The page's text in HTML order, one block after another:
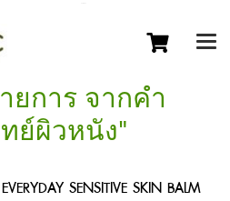
ยการ จากคำ
ย์ผิวหนัง"
SENSITIVE SKIN BALM